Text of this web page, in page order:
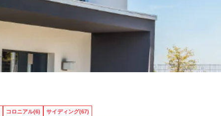
コロニアル(6)
サイディング(67)